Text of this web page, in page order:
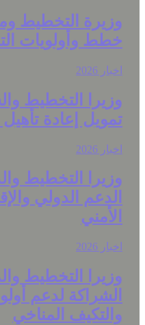
التخطيط
وأولويات
التخطيط
إعادة تأهيل
التخطيط
الدولي
التخطيط
لدعم
المناخي